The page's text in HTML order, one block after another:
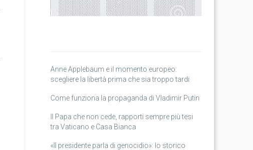
Anne Applebaum e il momento europeo:
scegliere la libertà prima che sia troppo tardi
Come funziona la propaganda di Vladimir Putin
Il Papa che non cede, rapporti sempre più tesi
tra Vaticano e Casa Bianca
«Il presidente parla di genocidio»: lo storico